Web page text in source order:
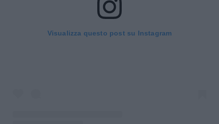
Visualizza questo post su Instagram